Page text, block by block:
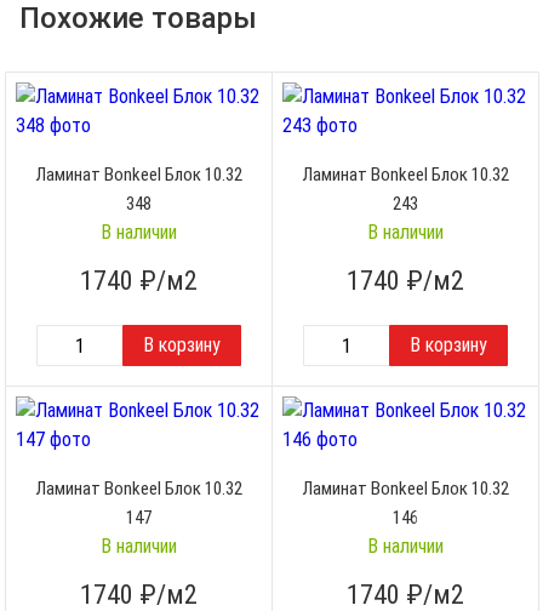
Похожие товары
Ламинат Bonkeel Блок 10.32
348
В наличии
1740 ₽/м2
Ламинат Bonkeel Блок 10.32
243
В наличии
1740 ₽/м2
Ламинат Bonkeel Блок 10.32
147
В наличии
1740 ₽/м2
Ламинат Bonkeel Блок 10.32
146
В наличии
1740 ₽/м2